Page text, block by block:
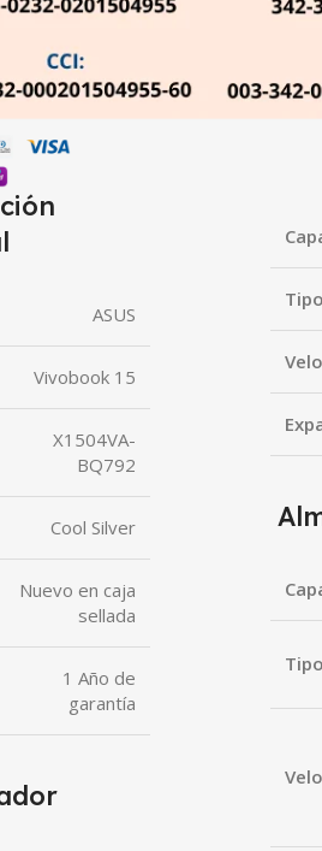
ASUS
Vivobook 15
X1504VA-
BQ792
Cool Silver
Nuevo en caja
sellada
1 Año de
garantía
Tipo
Tipo